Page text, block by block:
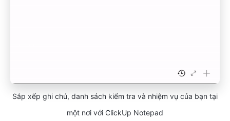
Sắp xếp ghi chú, danh sách kiểm tra và nhiệm vụ của bạn tại
một nơi với ClickUp Notepad